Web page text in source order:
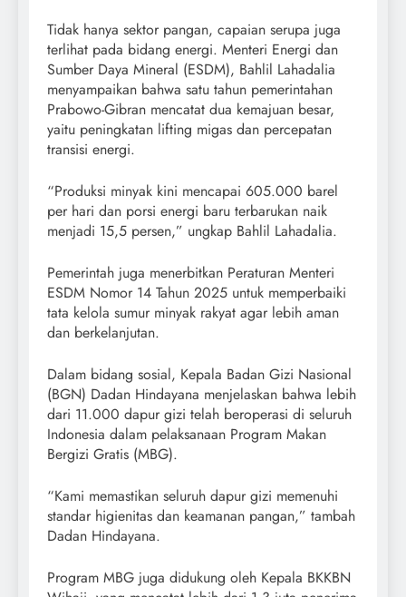
Tidak hanya sektor pangan, capaian serupa juga
terlihat pada bidang energi. Menteri Energi dan
Sumber Daya Mineral (ESDM), Bahlil Lahadalia
menyampaikan bahwa satu tahun pemerintahan
Prabowo-Gibran mencatat dua kemajuan besar,
yaitu peningkatan lifting migas dan percepatan
transisi energi.
“Produksi minyak kini mencapai 605.000 barel
per hari dan porsi energi baru terbarukan naik
menjadi 15,5 persen,” ungkap Bahlil Lahadalia.
Pemerintah juga menerbitkan Peraturan Menteri
ESDM Nomor 14 Tahun 2025 untuk memperbaiki
tata kelola sumur minyak rakyat agar lebih aman
dan berkelanjutan.
Dalam bidang sosial, Kepala Badan Gizi Nasional
(BGN) Dadan Hindayana menjelaskan bahwa lebih
dari 11.000 dapur gizi telah beroperasi di seluruh
Indonesia dalam pelaksanaan Program Makan
Bergizi Gratis (MBG).
“Kami memastikan seluruh dapur gizi memenuhi
standar higienitas dan keamanan pangan,” tambah
Dadan Hindayana.
Program MBG juga didukung oleh Kepala BKKBN